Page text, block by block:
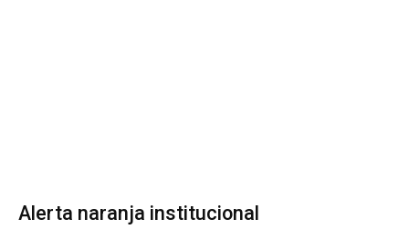
Alerta naranja institucional